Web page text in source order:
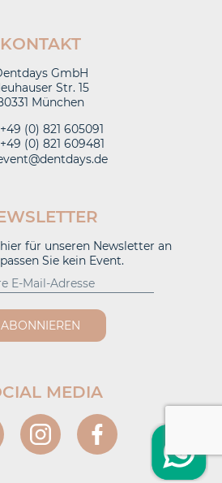
KONTAKT
GmbH
Str. 15
München
+49 (0) 821 605091
+49 (0) 821 609481
für unseren Newsletter an
Sie kein Event.
ABONNIEREN
MEDIA